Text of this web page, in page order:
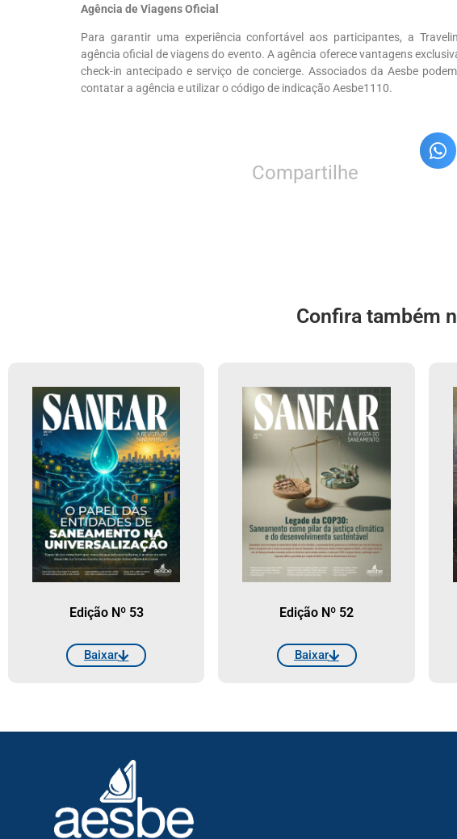
Agência de Viagens Oficial
Para garantir uma experiência confortável aos participantes, a
agência oficial de viagens do evento. A agência oferece vantagens
check-in antecipado e serviço de concierge. Associados da Aesbe
contatar a agência e utilizar o código de indicação Aesbe1110.
Compartilhe
Confira também
Edição Nº 53
Baixar
Edição Nº 52
Baixar